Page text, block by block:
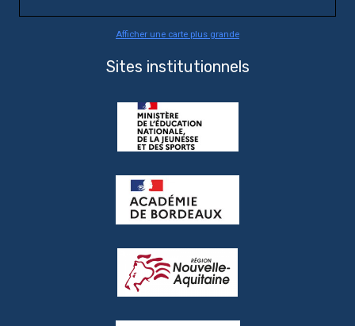
Afficher une carte plus grande
Sites institutionnels